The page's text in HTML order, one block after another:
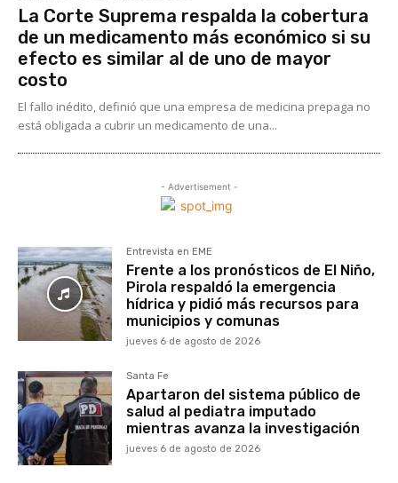
La Corte Suprema respalda la cobertura
de un medicamento más económico si su
efecto es similar al de uno de mayor
costo
El fallo inédito, definió que una empresa de medicina prepaga no
está obligada a cubrir un medicamento de una...
- Advertisement -
Entrevista en EME
Frente a los pronósticos de El Niño,
Pirola respaldó la emergencia
hídrica y pidió más recursos para
municipios y comunas
jueves 6 de agosto de 2026
Santa Fe
Apartaron del sistema público de
salud al pediatra imputado
mientras avanza la investigación
jueves 6 de agosto de 2026